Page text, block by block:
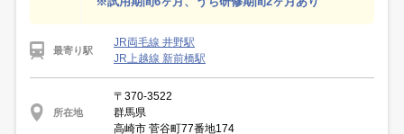
最寄り駅
JR両毛線 井野駅
JR上越線 新前橋駅
所在地
〒370-3522
群馬県
高崎市 菅谷町77番地174